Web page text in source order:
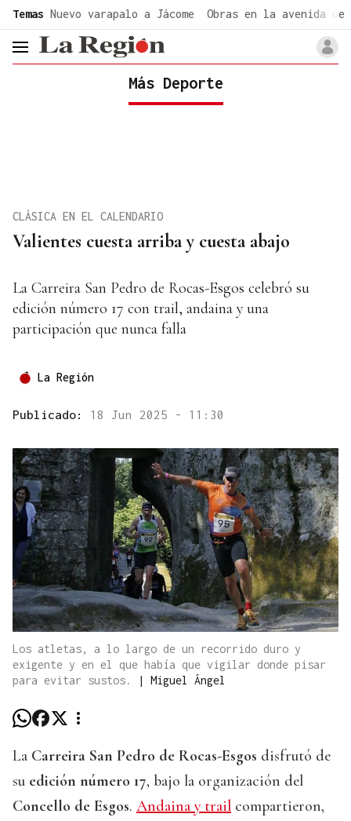
Temas Nuevo varapalo a Jácome Obras en la avenida de
header.menu.open
Más Deporte
Valientes cuesta arriba y cuesta abajo
CLÁSICA EN EL CALENDARIO
La Carreira San Pedro de Rocas-Esgos celebró su
edición número 17 con trail, andaina y una
participación que nunca falla
La Región
Publicado: 18 Jun 2025 - 11:30
Los atletas, a lo largo de un recorrido duro y
exigente y en el que había que vigilar donde pisar
para evitar sustos.
| Miguel Ángel
La Carreira San Pedro de Rocas-Esgos disfrutó de
su edición número 17, bajo la organización del
Concello de Esgos. Andaina y trail compartieron,